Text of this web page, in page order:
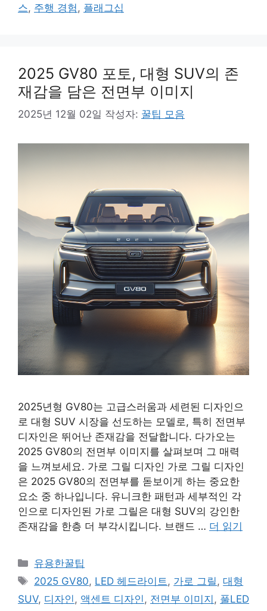
리
스, 주행 경험 , 플래그십
2025 GV80 포토, 대형 SUV의 존
재감을 담은 전면부 이미지
2025년 12월 02일 작성자: 꿀팁 모음
2025년형 GV80는 고급스러움과 세련된 디자인으
로 대형 SUV 시장을 선도하는 모델로, 특히 전면부
디자인은 뛰어난 존재감을 전달합니다. 다가오는
2025 GV80의 전면부 이미지를 살펴보며 그 매력
을 느껴보세요. 가로 그릴 디자인 가로 그릴 디자인
은 2025 GV80의 전면부를 돋보이게 하는 중요한
요소 중 하나입니다. 유니크한 패턴과 세부적인 각
인으로 디자인된 가로 그릴은 대형 SUV의 강인한
존재감을 한층 더 부각시킵니다. 브랜드 … 더 읽기
카
테
리
유용한꿀팁
태
그
2025 GV80, LED 헤드라이트, 가로 그릴,대형
SUV, 디자인, 액센트 디자인, 전면부 이미지 , 풀LED